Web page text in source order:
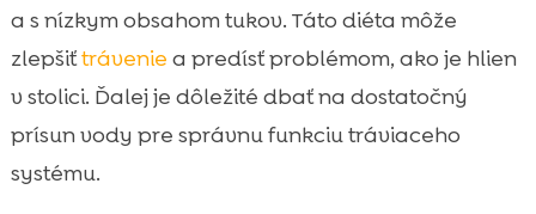
a s nízkym obsahom tukov. Táto diéta môže
zlepšiťtrávenie a predísť problémom, ako je hlien
v stolici. Ďalej je dôležité dbať na dostatočný
prísun vody pre správnu funkciu tráviaceho
systému.